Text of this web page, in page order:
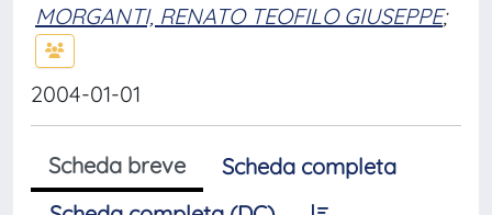
MORGANTI, RENATO TEOFILO GIUSEPPE;
2004-01-01
Scheda breve
Scheda completa